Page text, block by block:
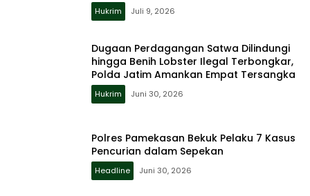
Hukrim Juli 9, 2026
Dugaan Perdagangan Satwa Dilindungi
hingga Benih Lobster Ilegal Terbongkar,
Polda Jatim Amankan Empat Tersangka
Hukrim Juni 30, 2026
Polres Pamekasan Bekuk Pelaku 7 Kasus
Pencurian dalam Sepekan
Headline Juni 30, 2026